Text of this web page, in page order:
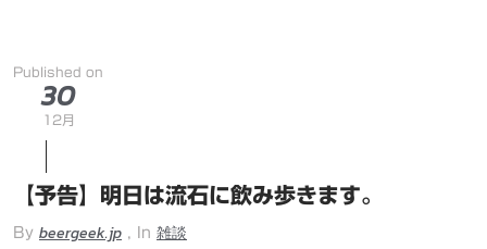
Published on
30
12月
【予告】明日は流石に飲み歩きます。
By beergeek.jp , In 雑談